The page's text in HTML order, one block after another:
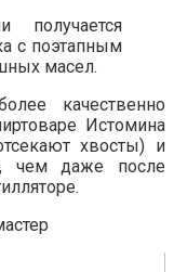
получается
с поэтапным
масел.
качественно
Истомина
хвосты) и
чем даже после